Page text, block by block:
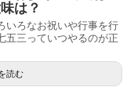
は？
いろなお祝いや行事を行
五三っていつやるのが正
読む